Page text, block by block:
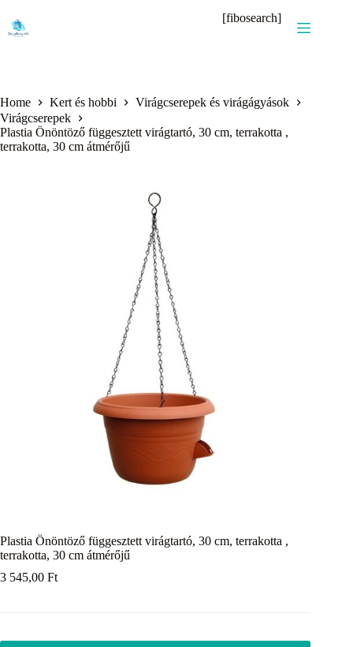
content
[fibosearch]
Home Kert és hobbi
Virágcserepek és virágágyások
Virágcserepek
Plastia Önöntöző függesztett virágtartó, 30 cm, terrakotta ,
terrakotta, 30 cm átmérőjű
Plastia Önöntöző függesztett virágtartó, 30 cm, terrakotta ,
terrakotta, 30 cm átmérőjű
3 545,00 Ft